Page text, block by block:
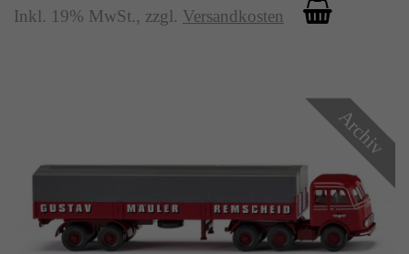
Inkl. 19% MwSt., zzgl. Versandkosten
Archiv